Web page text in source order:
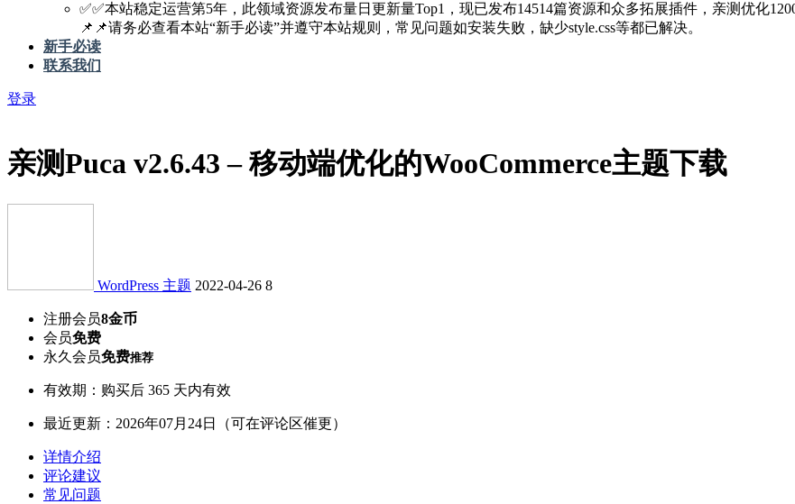
✅️✅️本站稳定运营第5年，此领域资源发布量日更新量Top1，现已发布14514篇资源和众多拓展插件，亲测优化
📌📌请务必查看本站“新手必读”并遵守本站规则，常见问题如安装失败，缺少style.css等都已解决。
新手必读
联系我们
登录
亲测Puca v2.6.43 – 移动端优化的WooCommerce主题下载
WordPress 主题 2022-04-26 8
注册会员8金币
会员免费
永久会员免费推荐
有效期：购买后 365 天内有效
最近更新：2026年07月24日（可在评论区催更）
详情介绍
评论建议
常见问题